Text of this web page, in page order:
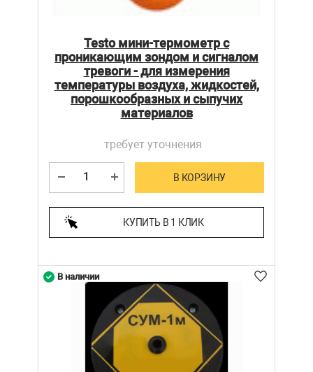
Testo мини-термометр с
проникающим зондом и сигналом
тревоги - для измерения
температуры воздуха, жидкостей,
порошкообразных и сыпучих
материалов
требует уточнения
В КОРЗИНУ
КУПИТЬ В 1 КЛИК
В наличии